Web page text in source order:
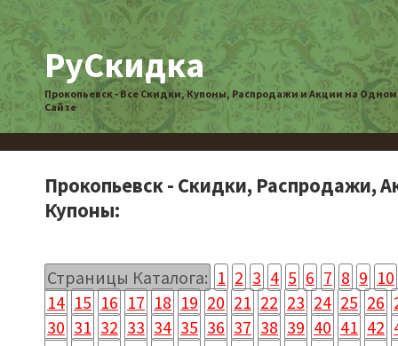
РуСкидка
Прокопьевск - Все Скидки, Купоны, Распродажи и Акции на Одном
Сайте
Прокопьевск - Скидки, Распродажи,
Купоны:
Страницы Каталога: 1 2 3 4 5 6 7 8 9 10
14 15 16 17 18 19 20 21 22 23 24 25 26
30 31 32 33 34 35 36 37 38 39 40 41 42